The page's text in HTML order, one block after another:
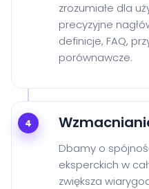
zrozumiałe dla
precyzyjne
definicje, FAQ,
porównawcze.
4
Dbamy o
eksperckich w
zwiększa